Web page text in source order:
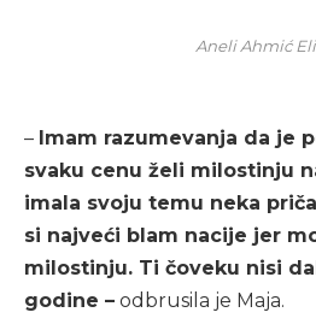
Aneli Ahmić
– Imam razumevanja da je
svaku cenu želi milostinju
imala svoju temu neka
si najveći blam nacije jer
milostinju. Ti čoveku nisi
godine – odbrusila je Maja.